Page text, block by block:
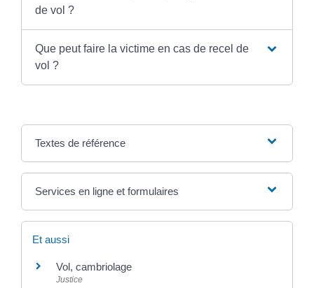
de vol ?
Que peut faire la victime en cas de recel de
vol ?
Textes de référence
Services en ligne et formulaires
Et aussi
Vol, cambriolage
Justice